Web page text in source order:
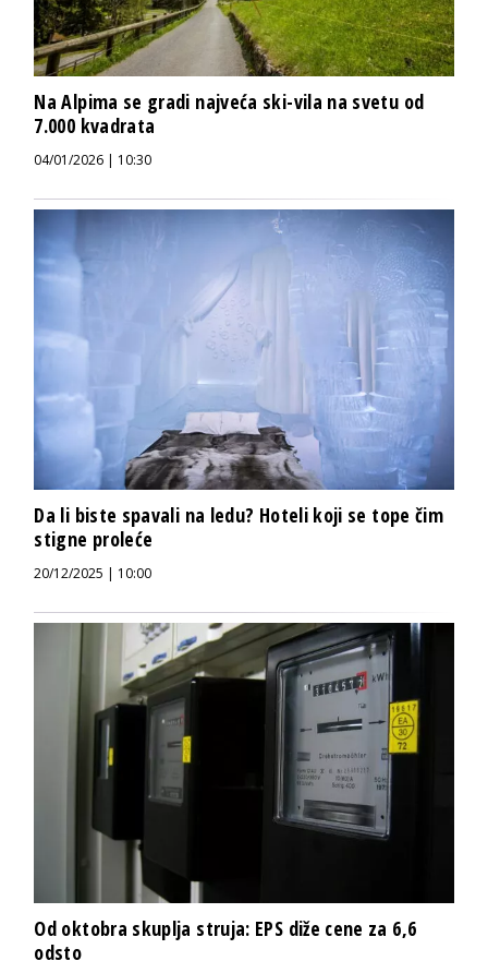
Na Alpima se gradi najveća ski-vila na svetu od
7.000 kvadrata
04/01/2026 | 10:30
Da li biste spavali na ledu? Hoteli koji se tope čim
stigne proleće
20/12/2025 | 10:00
Od oktobra skuplja struja: EPS diže cene za 6,6
odsto